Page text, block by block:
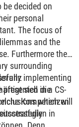
decided on
personal
The focus of
and the
Furthermore the
surrounding
implementing
in a CS-
which will
sich die
Kompetenzen
in